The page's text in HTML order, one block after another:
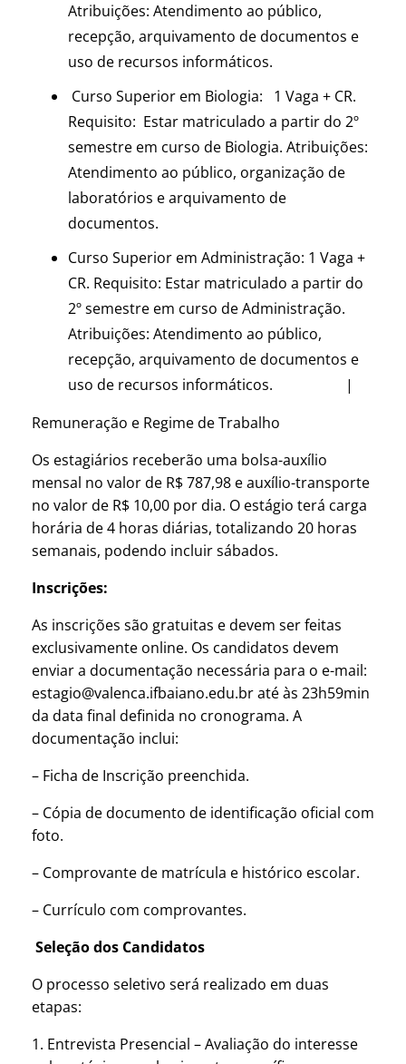
Atribuições: Atendimento ao público,
recepção, arquivamento de documentos e
uso de recursos informáticos.
Curso Superior em Biologia: 1 Vaga + CR.
Requisito: Estar matriculado a partir do 2º
semestre em curso de Biologia. Atribuições:
Atendimento ao público, organização de
laboratórios e arquivamento de
documentos.
Curso Superior em Administração: 1 Vaga +
CR. Requisito: Estar matriculado a partir do
2º semestre em curso de Administração.
Atribuições: Atendimento ao público,
recepção, arquivamento de documentos e
uso de recursos informáticos. |
Remuneração e Regime de Trabalho
Os estagiários receberão uma bolsa-auxílio
mensal no valor de R$ 787,98 e auxílio-transporte
no valor de R$ 10,00 por dia. O estágio terá carga
horária de 4 horas diárias, totalizando 20 horas
semanais, podendo incluir sábados.
Inscrições:
As inscrições são gratuitas e devem ser feitas
exclusivamente online. Os candidatos devem
enviar a documentação necessária para o e-mail:
estagio@valenca.ifbaiano.edu.br até às 23h59min
da data final definida no cronograma. A
documentação inclui:
– Ficha de Inscrição preenchida.
– Cópia de documento de identificação oficial com
foto.
– Comprovante de matrícula e histórico escolar.
– Currículo com comprovantes.
Seleção dos Candidatos
O processo seletivo será realizado em duas
etapas:
1. Entrevista Presencial – Avaliação do interesse